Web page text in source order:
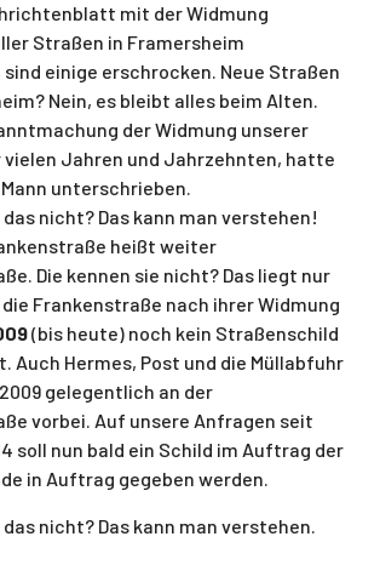
mit der Widmung
Straßen in Framersheim
einige erschrocken. Neue Straßen
Nein, es bleibt alles beim Alten.
der Widmung unserer
vielen Jahren und Jahrzehnten, hatte
unterschrieben.
nicht? Das kann man verstehen!
heißt weiter
Die kennen sie nicht? Das liegt nur
Frankenstraße nach ihrer Widmung
(bis heute) noch kein Straßenschild
Auch Hermes, Post und die Müllabfuhr
gelegentlich an der
vorbei. Auf unsere Anfragen seit
soll nun bald ein Schild im Auftrag der
in Auftrag gegeben werden.
nicht? Das kann man verstehen.